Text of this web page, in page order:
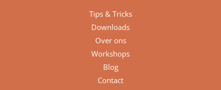
Tips & Tricks
Downloads
Over ons
Workshops
Blog
Contact